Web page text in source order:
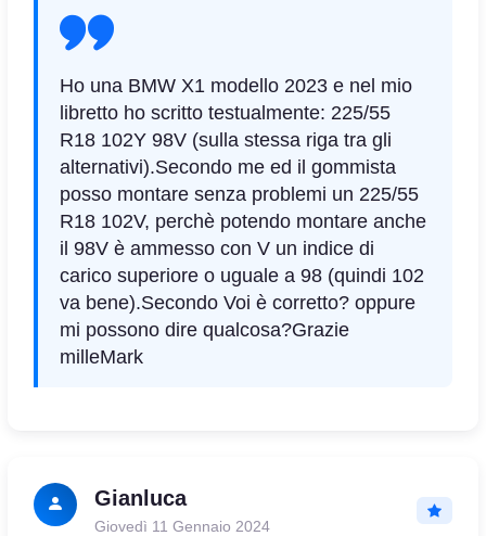
Ho una BMW X1 modello 2023 e nel mio
libretto ho scritto testualmente: 225/55
R18 102Y 98V (sulla stessa riga tra gli
alternativi).Secondo me ed il gommista
posso montare senza problemi un 225/55
R18 102V, perchè potendo montare anche
il 98V è ammesso con V un indice di
carico superiore o uguale a 98 (quindi 102
va bene).Secondo Voi è corretto? oppure
mi possono dire qualcosa?Grazie
milleMark
Gianluca
Giovedì 11 Gennaio 2024